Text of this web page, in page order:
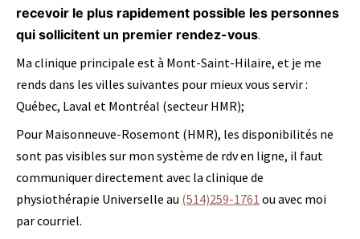
recevoir le plus rapidement possible les personnes
qui sollicitent un premier rendez-vous.
Ma clinique principale est à Mont-Saint-Hilaire, et je me
rends dans les villes suivantes pour mieux vous servir :
Québec, Laval et Montréal (secteur HMR);
Pour Maisonneuve-Rosemont (HMR), les disponibilités ne
sont pas visibles sur mon système de rdv en ligne, il faut
communiquer directement avec la clinique de
physiothérapie Universelle au (514)259-1761 ou avec moi
par courriel.